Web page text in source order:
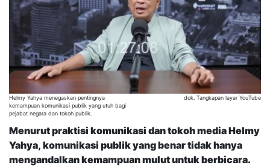
Helmy Yahya menegaskan pentingnya
kemampuan komunikasi publik yang utuh bagi
pejabat negara dan tokoh publik.
dok. Tangkapan layar YouTube
Menurut praktisi komunikasi dan tokoh media Helmy
Yahya, komunikasi publik yang benar tidak hanya
mengandalkan kemampuan mulut untuk berbicara.